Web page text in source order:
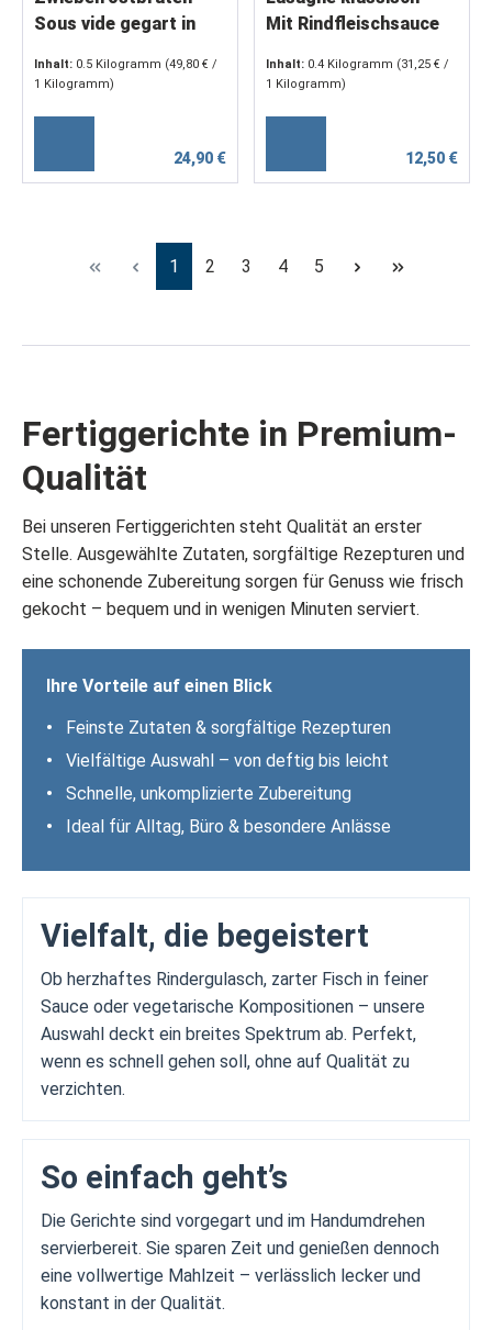
Sous vide gegart in
Zwiebelsauce (2 x 250
Inhalt: 0.5 Kilogramm (49,80 € /
1 Kilogramm)
24,90 €
Mit Rindfleischsauce
Bolognese (1 x 400 g)
Inhalt: 0.4 Kilogramm (31,25 € /
1 Kilogramm)
12,50 €
Seite
1 Seite
2 Seite
3 Seite
4 Seite
5
Fertiggerichte in Premium-
Qualität
Bei unseren Fertiggerichten steht Qualität an erster
Stelle. Ausgewählte Zutaten, sorgfältige Rezepturen und
eine schonende Zubereitung sorgen für Genuss wie frisch
gekocht – bequem und in wenigen Minuten serviert.
Ihre Vorteile auf einen Blick
•
Feinste Zutaten & sorgfältige Rezepturen
•
Vielfältige Auswahl – von deftig bis leicht
•
Schnelle, unkomplizierte Zubereitung
•
Ideal für Alltag, Büro & besondere Anlässe
Vielfalt, die begeistert
Ob herzhaftes Rindergulasch, zarter Fisch in feiner
Sauce oder vegetarische Kompositionen – unsere
Auswahl deckt ein breites Spektrum ab. Perfekt,
wenn es schnell gehen soll, ohne auf Qualität zu
verzichten.
So einfach geht’s
Die Gerichte sind vorgegart und im Handumdrehen
servierbereit. Sie sparen Zeit und genießen dennoch
eine vollwertige Mahlzeit – verlässlich lecker und
konstant in der Qualität.